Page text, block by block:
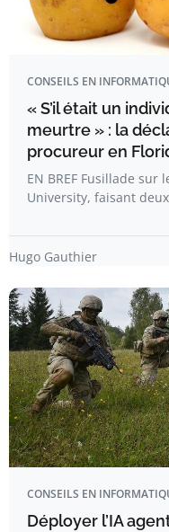
CONSEILS EN
« S’il était un
meurtre » : la
procureur en
EN BREF Fusillade sur
University, faisant
Hugo Gauthier
CONSEILS EN
Déployer l’IA